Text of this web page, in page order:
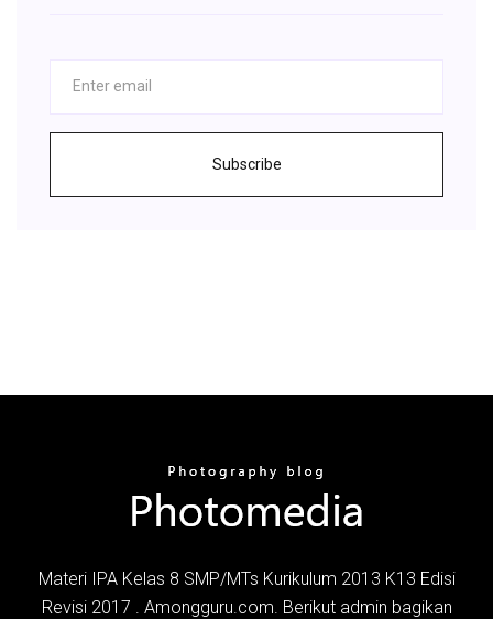
Subscribe
Materi IPA Kelas 8 SMP/MTs Kurikulum 2013 K13 Edisi
Revisi 2017 . Amongguru.com. Berikut admin bagikan